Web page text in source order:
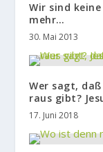
Wir sind
mehr…
30. Mai 2013
Wer sagt,
raus gibt?
17. Juni 2018